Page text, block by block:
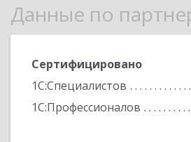
Данные по
Сертифицировано
1С:Специалистов
1С:Профессионалов